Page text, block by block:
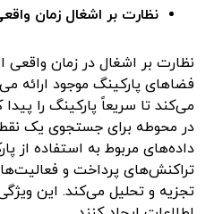
نظارت بر اشغال زمان
نظارت بر اشغال در زمان واقعی
فضاهای پارکینگ موجود ارائه
می‌کند تا سریعاً پارکینگ را
در محوطه برای جستجوی یک
داده‌های مربوط به استفاده از
تراکنش‌های پرداخت و
تجزیه و تحلیل می‌کند. این